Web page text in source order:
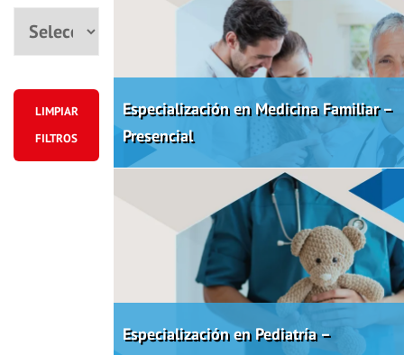
LIMPIAR
FILTROS
Especialización en Medicina Familiar –
Presencial
Especialización en Pediatría –